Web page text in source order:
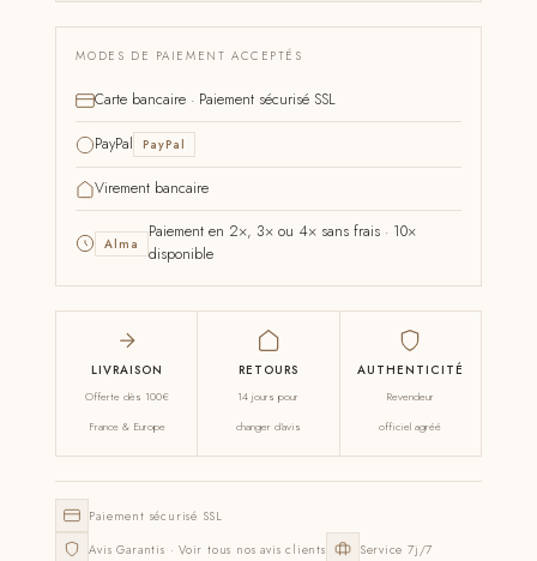
MODES DE PAIEMENT ACCEPTÉS
Carte bancaire · Paiement sécurisé SSL
PayPal PayPal
Virement bancaire
Alma
Paiement en 2×, 3× ou 4× sans frais · 10×
disponible
LIVRAISON
Offerte dès 100€
France & Europe
RETOURS
14 jours pour
changer d'avis
AUTHENTICITÉ
Revendeur
officiel agréé
Paiement sécurisé SSL
Avis Garantis · Voir tous nos avis clients
Service 7j/7